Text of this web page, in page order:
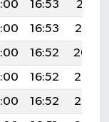
16:53
20:11
16:53
20:10
16:52
20:09
16:52
20:08
16:52
20:07